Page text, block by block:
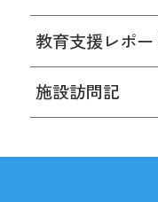
教育支援レポー
施設訪問記